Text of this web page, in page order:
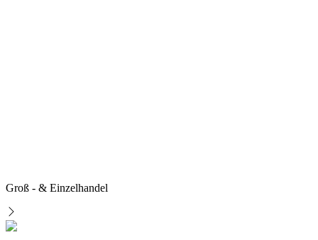
Groß - & Einzelhandel